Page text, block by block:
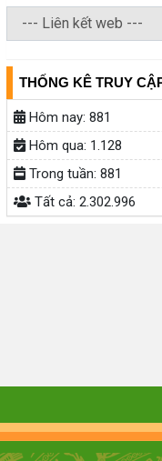
THỐNG KÊ TRUY
Hôm nay: 881
Hôm qua: 1.128
Trong tuần: 881
Tất cả: 2.302.996